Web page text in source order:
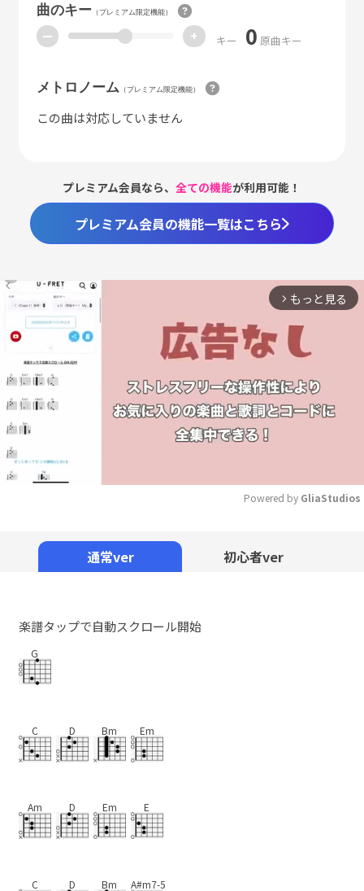
曲のキー（プレミアム限定機能）
ー + キー 0 原曲キー
メトロノーム （プレミアム限定機能）
この曲は対応していません
プレミアム会員なら、全ての機能が利用可能！
プレミアム会員の機能一覧はこちら
arrow_forward_ios もっと見る
Powered by GliaStudios
通常ver 初心者ver
楽譜タップで自動スクロール開始
G
C D Bm Em
Am D Em E
C D Bm A#m7-5